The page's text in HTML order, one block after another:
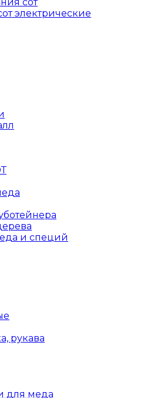
электрические
и специй
рукава
для меда